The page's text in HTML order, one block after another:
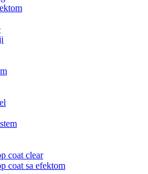
coat clear
coat sa efektom